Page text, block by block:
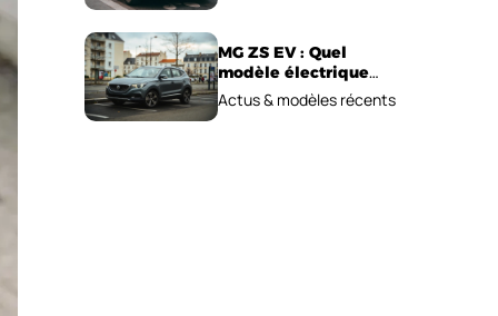
MG ZS EV : Quel
modèle électrique
choisir pour 2026 ?
Actus & modèles récents